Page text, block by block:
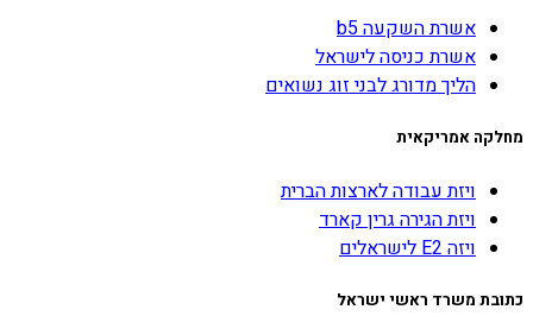
אשרת השקעה b5
אשרת כניסה לישראל
הליך מדורג לבני זוג נשואים
מחלקה אמריקאית
ויזת עבודה לארצות הברית
ויזת הגירה גרין קארד
ויזה E2 לישראלים
כתובת משרד ראשי ישראל